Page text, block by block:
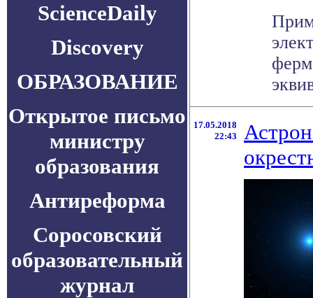
ScienceDaily
Discovery
ОБРАЗОВАНИЕ
Открытое письмо
министру
образования
Антиреформа
Соросовский
образовательный
журнал
17.05.2018
22:43